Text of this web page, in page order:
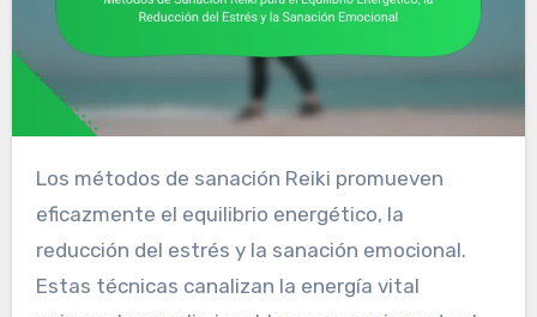
Los métodos de sanación Reiki promueven
eficazmente el equilibrio energético, la
reducción del estrés y la sanación emocional.
Estas técnicas canalizan la energía vital